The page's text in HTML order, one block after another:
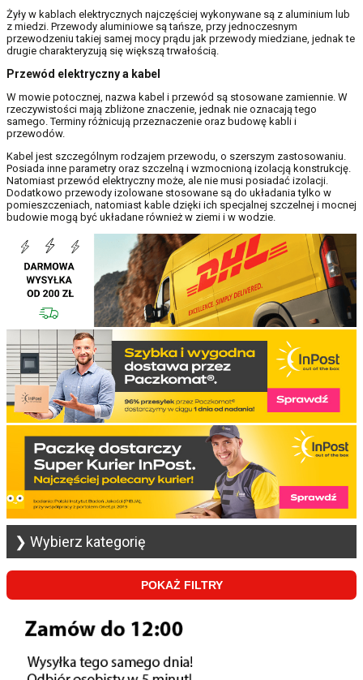
❯ Wybierz kategorię
POKAŻ FILTRY
Żyły w kablach elektrycznych najczęściej wykonywane są z aluminium lub
z miedzi. Przewody aluminiowe są tańsze, przy jednoczesnym
przewodzeniu takiej samej mocy prądu jak przewody miedziane, jednak te
drugie charakteryzują się większą trwałością.
Przewód elektryczny a kabel
W mowie potocznej, nazwa kabel i przewód są stosowane zamiennie. W
rzeczywistości mają zbliżone znaczenie, jednak nie oznacają tego
samego. Terminy różnicują przeznaczenie oraz budowę kabli i
przewodów.
Kabel jest szczególnym rodzajem przewodu, o szerszym zastosowaniu.
Posiada inne parametry oraz szczelną i wzmocnioną izolacją konstrukcję.
Natomiast przewód elektryczny może, ale nie musi posiadać izolacji.
Dodatkowo przewody izolowane stosowane są do układania tylko w
pomieszczeniach, natomiast kable dzięki ich specjalnej szczelnej i mocnej
budowie mogą być układane również w ziemi i w wodzie.